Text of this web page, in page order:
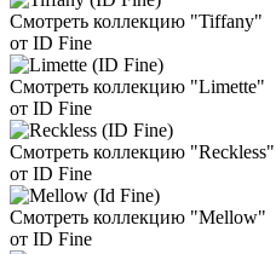
Смотреть коллекцию "Tiffany"
от ID Fine
Смотреть коллекцию "Limette"
от ID Fine
Смотреть коллекцию "Reckless"
от ID Fine
Смотреть коллекцию "Mellow"
от ID Fine